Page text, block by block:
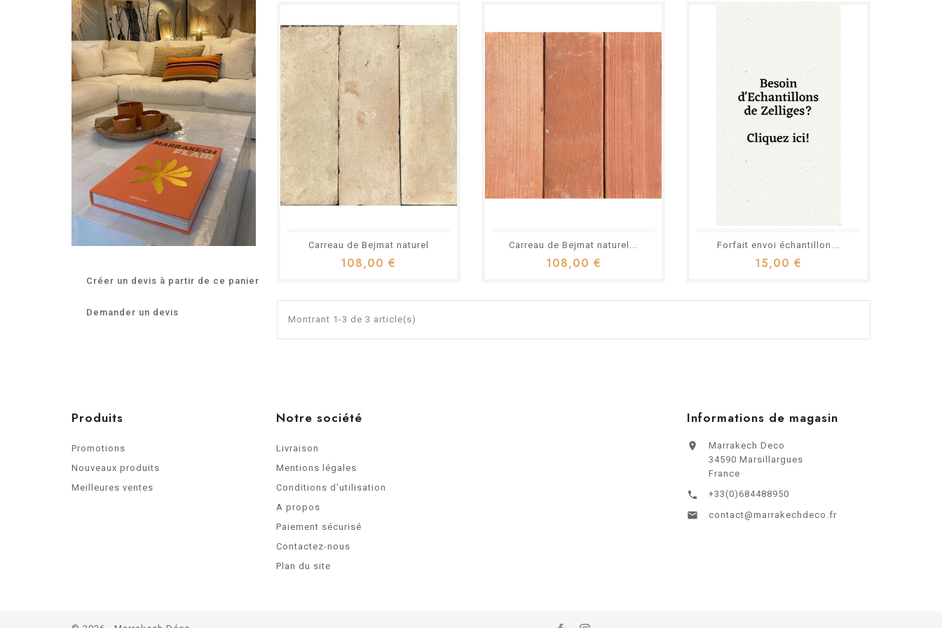
Créer un devis à partir de ce panier
Demander un devis
Carreau de Bejmat naturel
108,00 €
Carreau de Bejmat naturel...
108,00 €
Forfait envoi échantillon...
15,00 €
Montrant 1-3 de 3 article(s)
Produits
Promotions
Nouveaux produits
Meilleures ventes
Notre société
Livraison
Mentions légales
Conditions d'utilisation
A propos
Paiement sécurisé
Contactez-nous
Plan du site
Informations de magasin

Marrakech Deco
34590 Marsillargues
France
 +33(0)684488950
 contact@marrakechdeco.fr